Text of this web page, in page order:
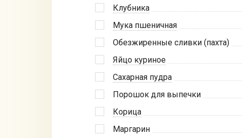
Клубника
Мука пшеничная
Обезжиренные сливки (пахта)
Яйцо куриное
Сахарная пудра
Порошок для выпечки
Корица
Маргарин